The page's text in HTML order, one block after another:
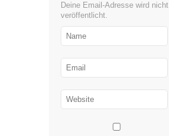
Deine Email-Adresse wird nicht
veröffentlicht.